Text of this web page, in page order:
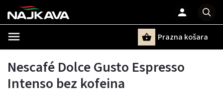
Prazna košara
Nescafé Dolce Gusto Espresso
Intenso bez kofeina